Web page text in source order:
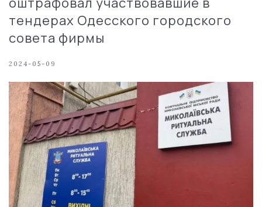
тендерах Одесского городского
совета фирмы
2024-05-09